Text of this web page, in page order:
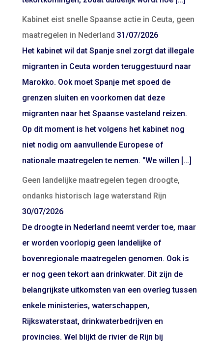
Kabinet eist snelle Spaanse actie in Ceuta, geen
maatregelen in Nederland 31/07/2026
Het kabinet wil dat Spanje snel zorgt dat illegale
migranten in Ceuta worden teruggestuurd naar
Marokko. Ook moet Spanje met spoed de
grenzen sluiten en voorkomen dat deze
migranten naar het Spaanse vasteland reizen.
Op dit moment is het volgens het kabinet nog
niet nodig om aanvullende Europese of
nationale maatregelen te nemen. "We willen […]
Geen landelijke maatregelen tegen droogte,
ondanks historisch lage waterstand Rijn
30/07/2026
De droogte in Nederland neemt verder toe, maar
er worden voorlopig geen landelijke of
bovenregionale maatregelen genomen. Ook is
er nog geen tekort aan drinkwater. Dit zijn de
belangrijkste uitkomsten van een overleg tussen
enkele ministeries, waterschappen,
Rijkswaterstaat, drinkwaterbedrijven en
provincies. Wel blijkt de rivier de Rijn bij